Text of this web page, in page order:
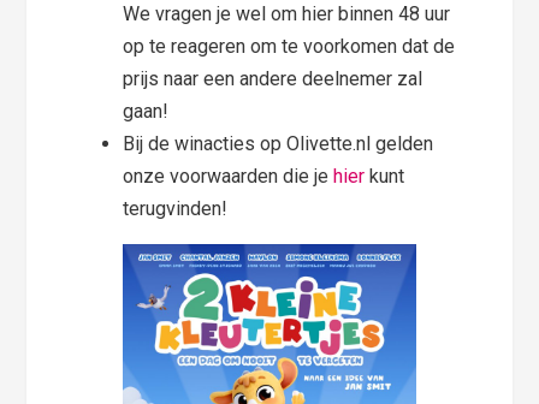
We vragen je wel om hier binnen 48 uur
op te reageren om te voorkomen dat de
prijs naar een andere deelnemer zal
gaan!
Bij de winacties op Olivette.nl gelden
onze voorwaarden die je hier kunt
terugvinden!